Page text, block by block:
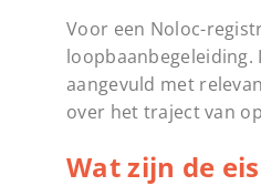
Voor een Noloc-
aangevuld met
over het traject van
Wat zijn de